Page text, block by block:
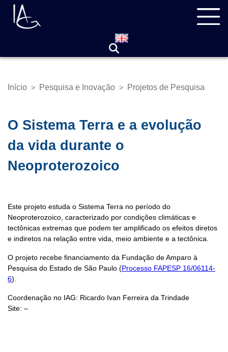
Pular
para
Trilha
Início > Pesquisa e Inovação > Projetos de Pesquisa
O Sistema Terra e a evolução
da vida durante o
Neoproterozoico
Este projeto estuda o Sistema Terra no período do
Neoproterozoico, caracterizado por condições climáticas e
tectônicas extremas que podem ter amplificado os efeitos diretos
e indiretos na relação entre vida, meio ambiente e a tectônica.
O projeto recebe financiamento da Fundação de Amparo à
Pesquisa do Estado de São Paulo (Processo FAPESP 16/06114-
6).
Coordenação no IAG: Ricardo Ivan Ferreira da Trindade
Site: –